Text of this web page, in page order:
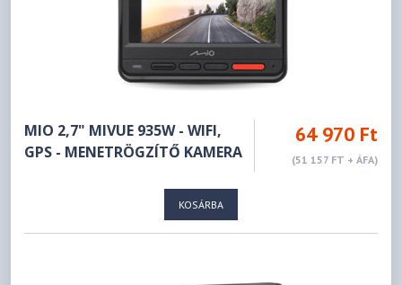
MIO 2,7" MIVUE 935W - WIFI,
GPS - MENETRÖGZÍTŐ KAMERA
64 970 Ft
(51 157 FT + ÁFA)
KOSÁRBA